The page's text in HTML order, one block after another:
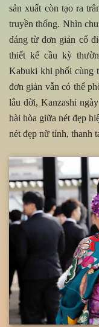
sản xuất còn tạo ra
truyền thống. Nhìn
dáng từ đơn giản cổ
thiết kế cầu kỳ
Kabuki khi phối cùng
đơn giản vẫn có thể
lâu đời, Kanzashi
hài hòa giữa nét đẹp
nét đẹp nữ tính, thanh